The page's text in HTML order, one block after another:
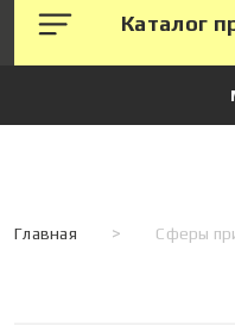
Каталог
Главная > Сферы